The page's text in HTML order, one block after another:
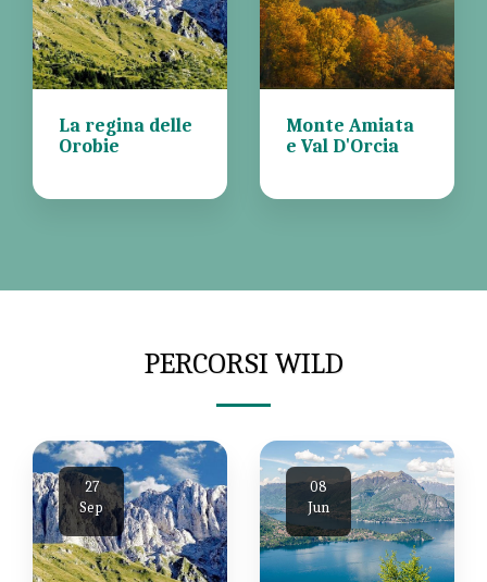
La regina delle
Orobie
Monte Amiata
e Val D'Orcia
PERCORSI WILD
27
Sep
08
Jun